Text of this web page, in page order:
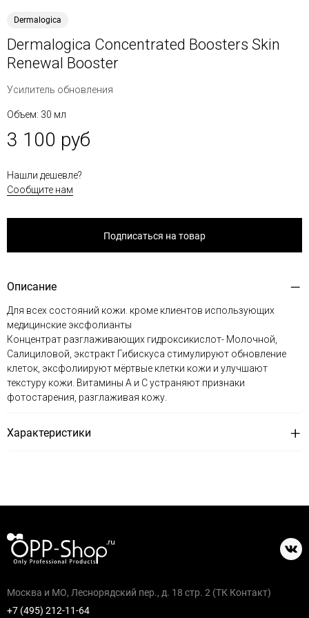
Dermalogica
Dermalogica Concentrated Boosters Skin
Renewal Booster
Усилитель обновления
Объем: 30 мл
3 100 руб
Нашли дешевле?
Сообщите нам
Подписаться на товар
Описание
Для всех состояний кожи. кроме клиентов использующих
медицинские эксфолианты
Концентрат разглаживающих гидроксикислот- Молочной,
Салициловой, экстракт Гибискуса стимулируют обновление
клеток, эксфолиируют мёртвые клетки кожи и улучшают
текстуру кожи. Витамины А и С устраняют признаки
фотостарения, разглаживая кожу.
Характеристики
Москва и МО, Леснорядский пер., д. 18 стр. 2 (ТК Контакт)
+7 (495) 212-11-64